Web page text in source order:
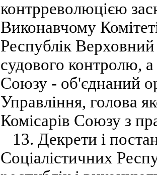
контрреволюцією
Виконавчому
Республік
судового контролю,
Союзу - об'єднаний
Управління, голова
Комісарів Союзу з
13. Декрети і
Соціалістичних